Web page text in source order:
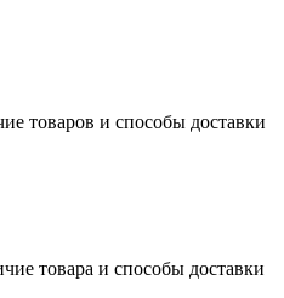
товаров и способы доставки
товара и способы доставки